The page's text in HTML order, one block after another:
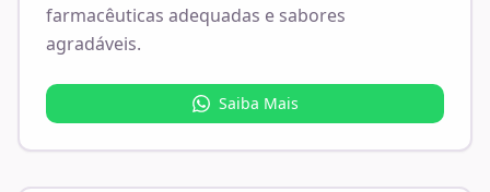
farmacêuticas adequadas e sabores
agradáveis.
Saiba Mais